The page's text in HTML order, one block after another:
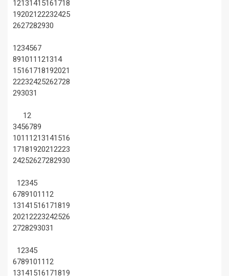
12131415161718
19202122232425
2627282930
1234567
891011 121314
15161718192021
22232425262728
293031
12
3456789
1011 1213141516
17181920212223
24252627282930
12345
67891011 12
13141516171819
20212223242526
2728293031
12345
67891011 12
13141516171819